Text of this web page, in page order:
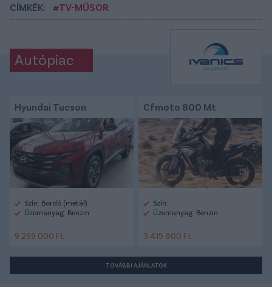
CÍMKÉK: #TV-MŰSOR
Autópiac
Hyundai Tucson
Szín: Bordó (metál)
Üzemanyag: Benzin
9 299 000 Ft
Cfmoto 800 Mt
Szín:
Üzemanyag: Benzin
3 415 800 Ft
TOVÁBBI AJÁNLATOK